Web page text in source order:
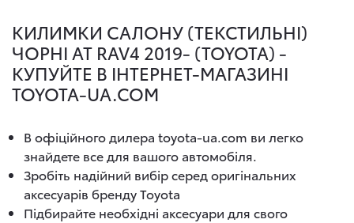
КИЛИМКИ САЛОНУ (ТЕКСТИЛЬНІ)
ЧОРНІ AT RAV4 2019- (TOYOTA) -
КУПУЙТЕ В ІНТЕРНЕТ-МАГАЗИНІ
TOYOTA-UA.COM
В офіційного дилера toyota-ua.com ви легко
знайдете все для вашого автомобіля.
Зробіть надійний вибір серед оригінальних
аксесуарів бренду Toyota
Підбирайте необхідні аксесуари для свого